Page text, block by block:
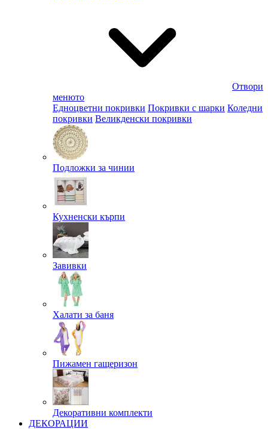
Отвори
менюто
Едноцветни покривки Покривки с шарки Коледни
покривки Великденски покривки
Подложки за чинии
Кухненски кърпи
Завивки
Халати за баня
Пижамен гащеризон
Декоративни комплекти
ДЕКОРАЦИИ